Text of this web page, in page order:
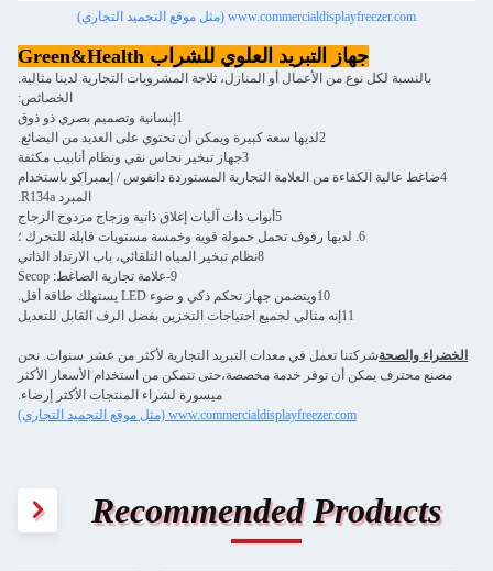
www.commercialdisplayfreezer.com (مثل موقع التجميد التجاري)
جهاز التبريد العلوي للشراب Green&Health
بالنسبة لكل نوع من الأعمال أو المنازل، ثلاجة المشروبات التجارية لدينا مثالية.
الخصائص:
1إنسانية وتصميم بصري ذو ذوق
2لديها سعة كبيرة ويمكن أن تحتوي على العديد من البضائع.
3جهاز تبخير نحاس نقي ونظام أنابيب مكثفة
4ضاغط عالية الكفاءة من العلامة التجارية المستوردة دانفوس / إيمبراكو باستخدام
المبرد R134a.
5أبواب ذات آليات إغلاق ذاتية وزجاج مزدوج الزجاج
6. لديها رفوف تحمل حمولة قوية وخمسة مستويات قابلة للتحرك ؛
8نظام تبخير المياه التلقائي، باب الارتداد الذاتي
9-علامة تجارية الضاغط: Secop
10ويتضمن جهاز تحكم ذكي و ضوء LED يستهلك طاقة أقل.
11إنه مثالي لجميع احتياجات التخزين بفضل الرف القابل للتعديل
الخضراء والصحةشركتنا تعمل في معدات التبريد التجارية لأكثر من عشر سنوات. نحن
مصنع محترف يمكن أن توفر خدمة مخصصة،حتى تتمكن من استخدام الأسعار الأكثر
ميسورة لشراء المنتجات الأكثر إرضاء.
www.commercialdisplayfreezer.com (مثل موقع التجميد التجاري)
Recommended Products